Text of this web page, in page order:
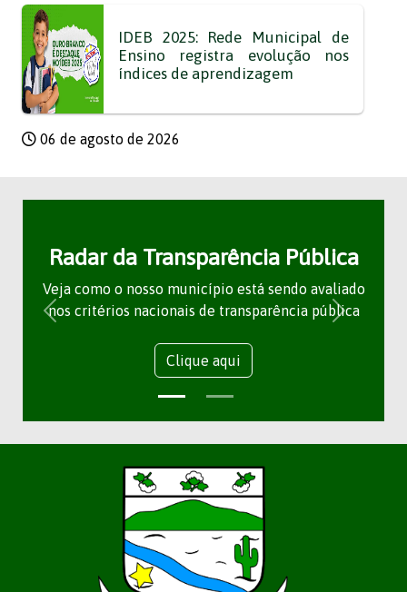
IDEB 2025: Rede Municipal de
Ensino registra evolução nos
índices de aprendizagem
06 de agosto de 2026
Radar da Transparência Pública
Veja como o nosso município está sendo avaliado
nos critérios nacionais de transparência pública
Clique aqui